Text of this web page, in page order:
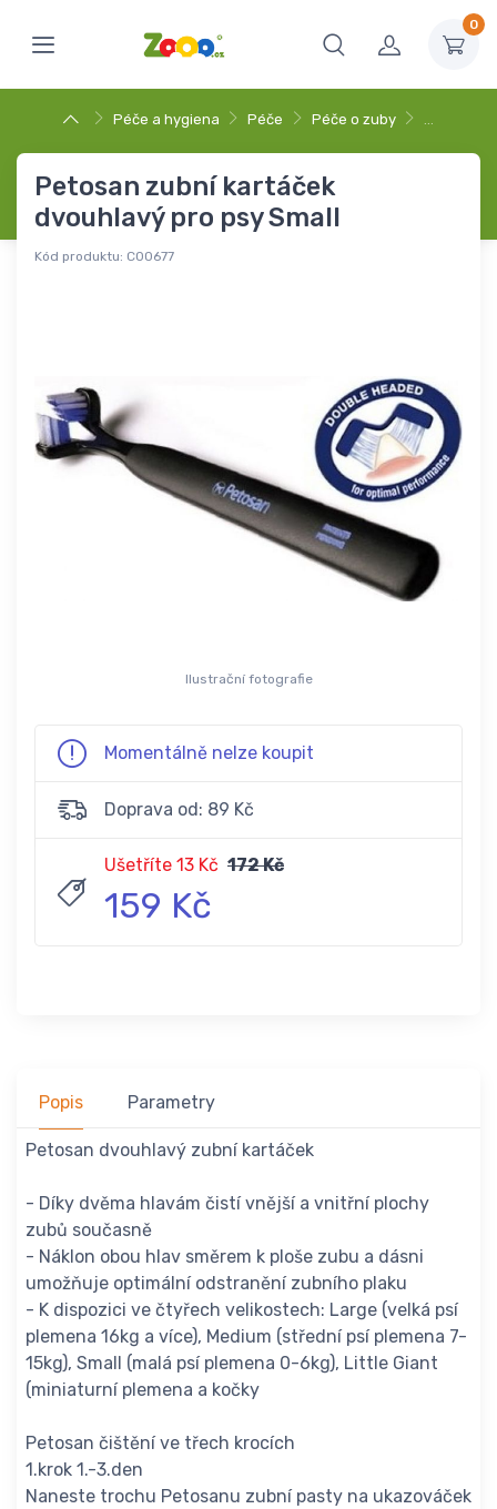
0
Péče a hygiena Péče Péče o zuby …
Petosan zubní kartáček
dvouhlavý pro psy Small
Kód produktu: C00677
Ilustrační fotografie
Momentálně nelze koupit
Doprava od: 89 Kč
Ušetříte 13 Kč 172 Kč
159 Kč
Popis Parametry
Petosan dvouhlavý zubní kartáček
- Díky dvěma hlavám čistí vnější a vnitřní plochy
zubů současně
- Náklon obou hlav směrem k ploše zubu a dásni
umožňuje optimální odstranění zubního plaku
- K dispozici ve čtyřech velikostech: Large (velká psí
plemena 16kg a více), Medium (střední psí plemena 7-
15kg), Small (malá psí plemena 0-6kg), Little Giant
(miniaturní plemena a kočky
Petosan čištění ve třech krocích
1.krok 1.-3.den
Naneste trochu Petosanu zubní pasty na ukazováček